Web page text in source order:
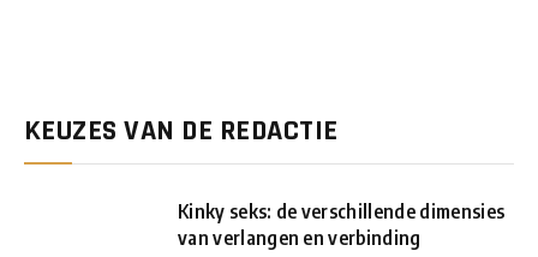
KEUZES VAN DE REDACTIE
Kinky seks: de verschillende dimensies
van verlangen en verbinding